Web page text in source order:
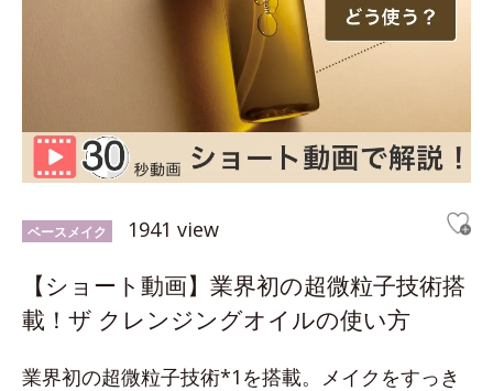
ベースメイク 1941 view
【ショート動画】業界初の超微粒子技術搭
載！ザ クレンジングオイルの使い方
業界初の超微粒子技術*1を搭載。メイクをすっき